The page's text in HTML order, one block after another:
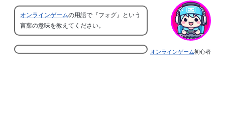
オンラインゲーム初心者
オンラインゲームの用語で『フォグ』という
言葉の意味を教えてください。